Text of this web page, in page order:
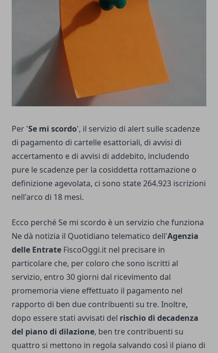
Per 'Se mi scordo', il servizio di alert sulle scadenze
di pagamento di cartelle esattoriali, di avvisi di
accertamento e di avvisi di addebito, includendo
pure le scadenze per la cosiddetta rottamazione o
definizione agevolata, ci sono state 264.923 iscrizioni
nell'arco di 18 mesi.
Ecco perché Se mi scordo è un servizio che funziona
Ne dà notizia il Quotidiano telematico dell'Agenzia
delle Entrate FiscoOggi.it nel precisare in
particolare che, per coloro che sono iscritti al
servizio, entro 30 giorni dal ricevimento dal
promemoria viene effettuato il pagamento nel
rapporto di ben due contribuenti su tre. Inoltre,
dopo essere stati avvisati del rischio di decadenza
del piano di dilazione, ben tre contribuenti su
quattro si mettono in regola salvando così il piano di